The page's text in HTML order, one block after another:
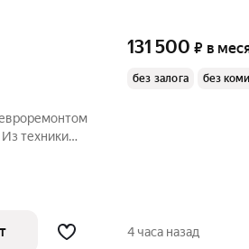
техники
и на
131 500 ₽ в
без залога без
4 часа назад